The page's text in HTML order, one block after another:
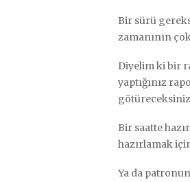
Bir sürü
zamanının
Diyelim ki bir
yaptığınız
Bir saatte
hazırlamak
Ya da